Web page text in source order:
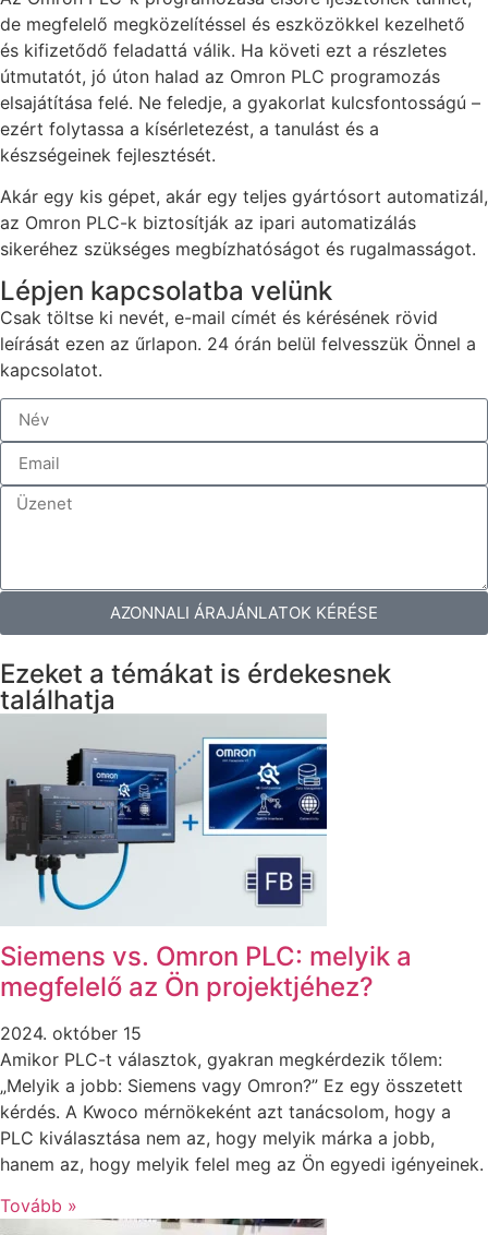
de megfelelő megközelítéssel és eszközökkel kezelhető
és kifizetődő feladattá válik. Ha követi ezt a részletes
útmutatót, jó úton halad az Omron PLC programozás
elsajátítása felé. Ne feledje, a gyakorlat kulcsfontosságú –
ezért folytassa a kísérletezést, a tanulást és a
készségeinek fejlesztését.
Akár egy kis gépet, akár egy teljes gyártósort automatizál,
az Omron PLC-k biztosítják az ipari automatizálás
sikeréhez szükséges megbízhatóságot és rugalmasságot.
Lépjen kapcsolatba velünk
Csak töltse ki nevét, e-mail címét és kérésének rövid
leírását ezen az űrlapon. 24 órán belül felvesszük Önnel a
kapcsolatot.
AZONNALI ÁRAJÁNLATOK KÉRÉSE
Ezeket a témákat is érdekesnek
találhatja
Siemens vs. Omron PLC: melyik a
megfelelő az Ön projektjéhez?
2024. október 15
Amikor PLC-t választok, gyakran megkérdezik tőlem:
„Melyik a jobb: Siemens vagy Omron?” Ez egy összetett
kérdés. A Kwoco mérnökeként azt tanácsolom, hogy a
PLC kiválasztása nem az, hogy melyik márka a jobb,
hanem az, hogy melyik felel meg az Ön egyedi igényeinek.
Tovább »